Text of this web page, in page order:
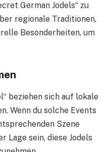
German Jodels“ zu
regionale Traditionen,
Besonderheiten, um
beziehen sich auf lokale
Wenn du solche Events
Szene
Lage sein, diese Jodels